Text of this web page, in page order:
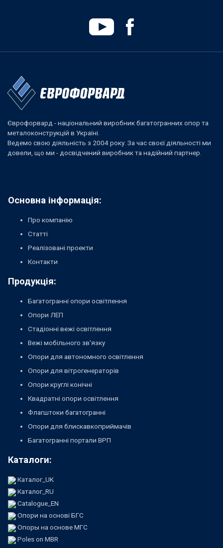
Єврофорвард - національний виробник багатогранних опор та
металоконструкцій в Україні.
Ведемо свою діяльність з 2004 року. За час своєї діяльності ми
довели, що ми - досвідчений виробник та надійний партнер.
Основна інформація:
Про компанію
Статті
Реалізовані проекти
Контакти
Продукція:
Багатогранні опори освітлення
Опори ЛЕП
Стадіонні вежі освітлення
Вежі мобільного зв'язку
Опори для автономного освітлення
Опори для вітрогенераторів
Опори круглі конічні
Квадратні опори освітлення
Флагштоки багатогранні
Опори для блискавкоприймачів
Багатогранні портали ВРП
Каталоги:
Каталог_UK
Каталог_RU
Catalogue_EN
Опори на основі БГС
Опоры на основе МГС
Poles on MBR